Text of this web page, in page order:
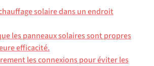
solaire dans un endroit
les panneaux solaires sont propres
efficacité.
les connexions pour éviter les